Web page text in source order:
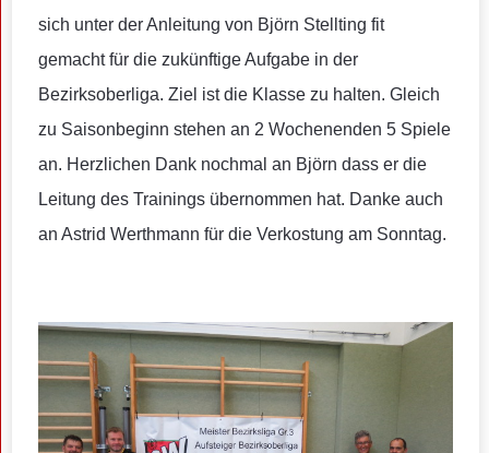
sich unter der Anleitung von Björn Stellting fit
gemacht für die zukünftige Aufgabe in der
Bezirksoberliga. Ziel ist die Klasse zu halten. Gleich
zu Saisonbeginn stehen an 2 Wochenenden 5 Spiele
an. Herzlichen Dank nochmal an Björn dass er die
Leitung des Trainings übernommen hat. Danke auch
an Astrid Werthmann für die Verkostung am Sonntag.